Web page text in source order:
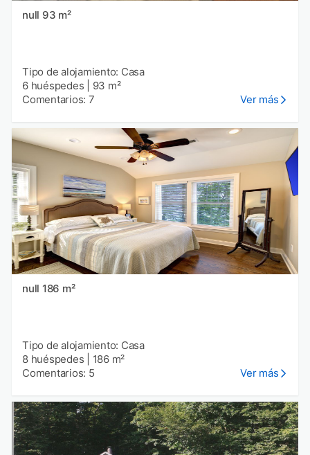
null 93 m²
Tipo de alojamiento: Casa
6 huéspedes
93 m²
Comentarios: 7
Ver más
null 186 m²
Tipo de alojamiento: Casa
8 huéspedes
186 m²
Comentarios: 5
Ver más